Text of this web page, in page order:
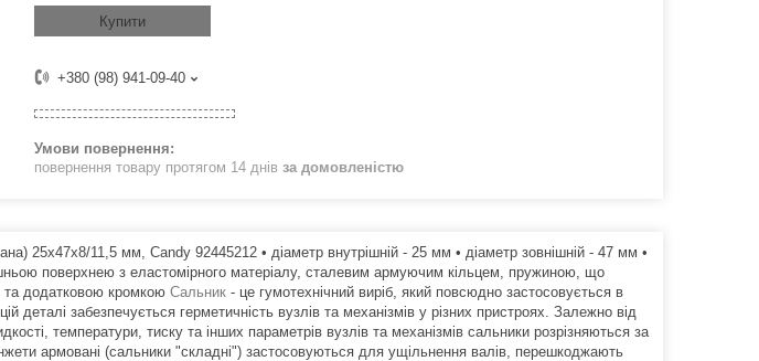
Купити
+380 (98) 941-09-40
повернення товару протягом 14 днів за домовленістю
25x47x8/11,5 мм, Candy 92445212 • діаметр внутрішній - 25 мм • діаметр зовнішній - 47 мм •
поверхнею з еластомірного матеріалу, сталевим армуючим кільцем, пружиною, що
додатковою кромкою Сальник - це гумотехнічний виріб, який повсюдно застосовується в
деталі забезпечується герметичність вузлів та механізмів у різних пристроях. Залежно від
температури, тиску та інших параметрів вузлів та механізмів сальники розрізняються за
армовані (сальники "складні") застосовуються для ущільнення валів, перешкоджають